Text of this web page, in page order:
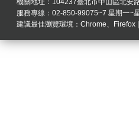
服務專線：02-850-99075~7 星期一~
建議最佳瀏覽環境：Chrome、Firefox